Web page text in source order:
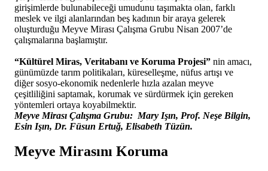
girişimlerde bulunabileceği umudunu taşımakta olan, farklı
meslek ve ilgi alanlarından beş kadının bir araya gelerek
oluşturduğu Meyve Mirası Çalışma Grubu Nisan 2007’de
çalışmalarına başlamıştır.
“Kültürel Miras, Veritabanı ve Koruma Projesi” nin amacı,
günümüzde tarım politikaları, küreselleşme, nüfus artışı ve
diğer sosyo-ekonomik nedenlerle hızla azalan meyve
çeşitliliğini saptamak, korumak ve sürdürmek için gereken
yöntemleri ortaya koyabilmektir.
Meyve Mirası Çalışma Grubu: Mary Işın, Prof. Neşe Bilgin,
Esin Işın, Dr. Füsun Ertuğ, Elisabeth Tüzün.
Meyve Mirasını Koruma